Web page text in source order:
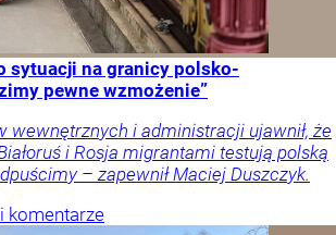
sytuacji na granicy polsko-
pewne wzmożenie”
wewnętrznych i administracji ujawnił, że
i Rosja migrantami testują polską
– zapewnił Maciej Duszczyk.
komentarze